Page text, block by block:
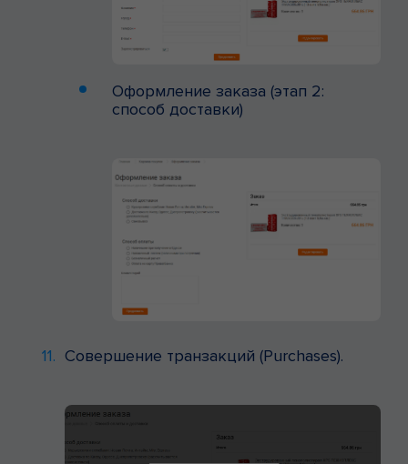
Оформление заказа (этап 2:
способ доставки)
Совершение транзакций (Purchases).